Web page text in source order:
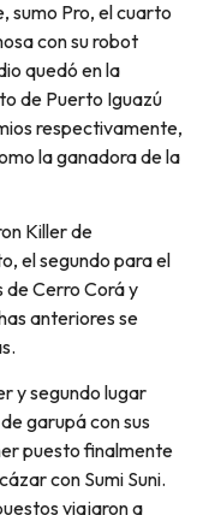
sumo Pro, el cuarto
con su robot
quedó en la
de Puerto Iguazú
respectivamente,
la ganadora de la
Killer de
el segundo para el
de Cerro Corá y
anteriores se
y segundo lugar
garupá con sus
puesto finalmente
con Sumi Suni.
viajaron a